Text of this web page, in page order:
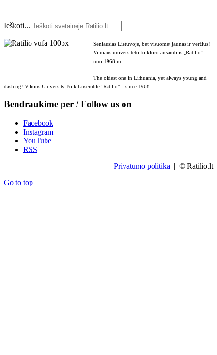
Ieškoti...
Seniausias Lietuvoje, bet visuomet jaunas ir veržlus!
Vilniaus universiteto folkloro ansamblis „Ratilio“ –
nuo 1968 m.
The oldest one in Lithuania, yet always young and
dashing! Vilnius University Folk Ensemble "Ratilio" – since 1968.
Bendraukime per / Follow us on
Facebook
Instagram
YouTube
RSS
Privatumo politika | © Ratilio.lt
Go to top